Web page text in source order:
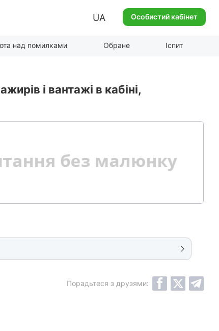
UA Особистий кабінет
над помилками Обране Іспит
і вантажі в кабіні,
Порадьтеся з друзями: